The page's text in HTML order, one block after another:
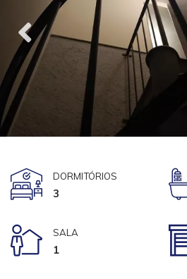
DORMITÓRIOS
3
SALA
1